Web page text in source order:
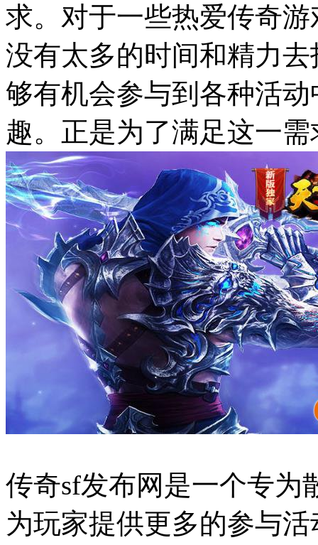
求。对于一些热爱传奇
没有太多的时间和精力
够有机会参与到各种活
趣。正是为了满足这一
传奇sf发布网是一个专为
为玩家提供更多的参与